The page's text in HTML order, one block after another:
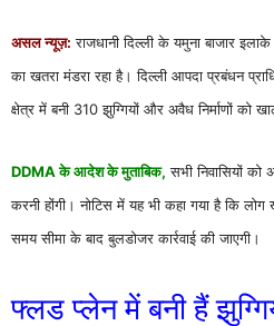
असल न्यूज़: राजधानीदिल्लीके यमुना बाजार इलाके
का खतरा मंडरा रहा है। दिल्ली आपदा प्रबंधन
क्षेत्र में बनी 310 झुग्गियों और अवैध निर्माणों को
DDMA के आदेश के मुताबिक, सभी निवासियों को
करनी होंगी। नोटिस में यह भी कहा गया है कि
समय सीमा के बाद बुलडोजर कार्रवाई की जाएगी।
फ्लड प्लेन में बनी हैं